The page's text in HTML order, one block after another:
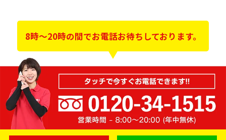
8時～20時の間でお電話お待ちしております。